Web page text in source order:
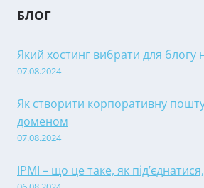
БЛОГ
Який хостинг вибрати для блогу
07.08.2024
Як створити корпоративну пошту
доменом
07.08.2024
IPMI – що це таке, як